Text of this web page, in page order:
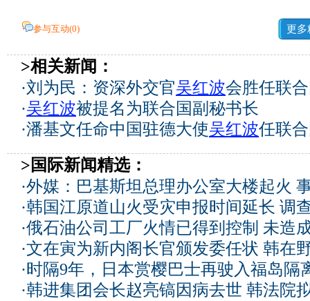
参与互动(0) 更多
>相关新闻：
·刘为民：资深外交官吴红波会胜任联
·吴红波被提名为联合国副秘书长
·潘基文任命中国驻德大使吴红波任联
>国际新闻精选：
·外媒：巴基斯坦总理办公室大楼起火
·韩国江原道山火受灾申报时间延长 调
·俄石油公司工厂火情已得到控制 未造
·文在寅为新内阁长官颁发委任状 韩在
·时隔9年，日本赏樱巴士再驶入福岛隔
·韩进集团会长赵亮镐因病去世 韩法院